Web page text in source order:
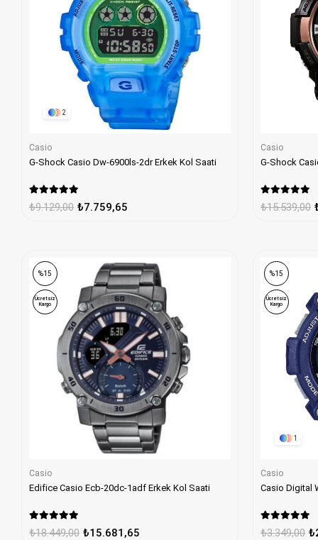
2
Casio
G-Shock Casio Dw-6900ls-2dr Erkek Kol Saati
₺7.759,65
₺9.129,00
Casio
G-Shock
₺15.539,00
Casio
Edifice Casio Ecb-20dc-1adf Erkek Kol Saati
₺15.681,65
₺18.449,00
%15
Ücretsiz
Kargo
1
Casio
Casio Digital
₺3.349,00
%15
Ücretsiz
Kargo